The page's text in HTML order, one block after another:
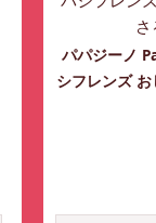
パパジーノ
シフレンズ